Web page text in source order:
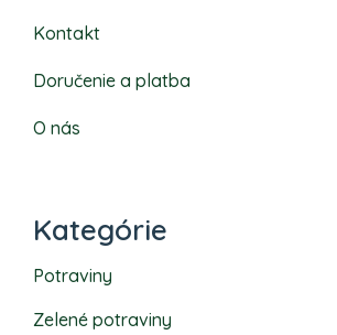
Kontakt
Doručenie a platba
O nás
Kategórie
Potraviny
Zelené potraviny